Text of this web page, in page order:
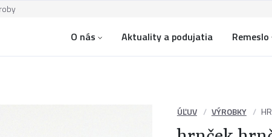
O nás Aktuality a podujatia Remeslo
ÚĽUV VÝROBKY